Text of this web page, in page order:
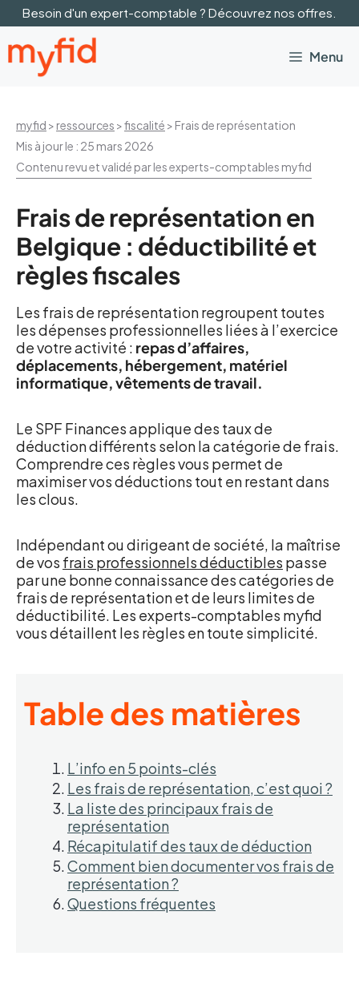
Aller
au
contenu
Besoin d'un expert-comptable ? Découvrez nos offres.
Menu
myfid > ressources >fiscalité > Frais de représentation
Mis à jour le : 25 mars 2026
Contenu revu et validé par les experts-comptables myfid
Frais de représentation en
Belgique : déductibilité et
règles fiscales
Les frais de représentation regroupent toutes
les dépenses professionnelles liées à l’exercice
de votre activité : repas d’affaires,
déplacements, hébergement, matériel
informatique, vêtements de travail.
Le SPF Finances applique des taux de
déduction différents selon la catégorie de frais.
Comprendre ces règles vous permet de
maximiser vos déductions tout en restant dans
les clous.
Indépendant ou dirigeant de société, la maîtrise
de vos frais professionnels déductibles passe
par une bonne connaissance des catégories de
frais de représentation et de leurs limites de
déductibilité. Les experts-comptables myfid
vous détaillent les règles en toute simplicité.
Table des matières
L’info en 5 points-clés
Les frais de représentation, c’est quoi ?
La liste des principaux frais de
représentation
Récapitulatif des taux de déduction
Comment bien documenter vos frais de
représentation ?
Questions fréquentes